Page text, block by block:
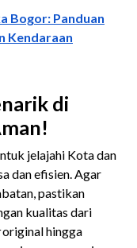
Bogor: Panduan
Kendaraan
di
jelajahi Kota dan
dan efisien. Agar
pastikan
kualitas dari
original hingga